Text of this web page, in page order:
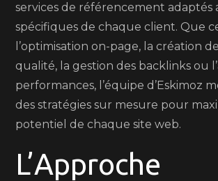
services de référencement adaptés
spécifiques de chaque client. Que
l’optimisation on-page, la création
qualité, la gestion des backlinks ou
performances, l’équipe d’Eskimoz
des stratégies sur mesure pour
potentiel de chaque site web.
L’Approche